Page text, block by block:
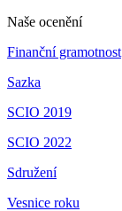
Naše ocenění
Finanční gramotnost
Sazka
SCIO 2019
SCIO 2022
Sdružení
Vesnice roku